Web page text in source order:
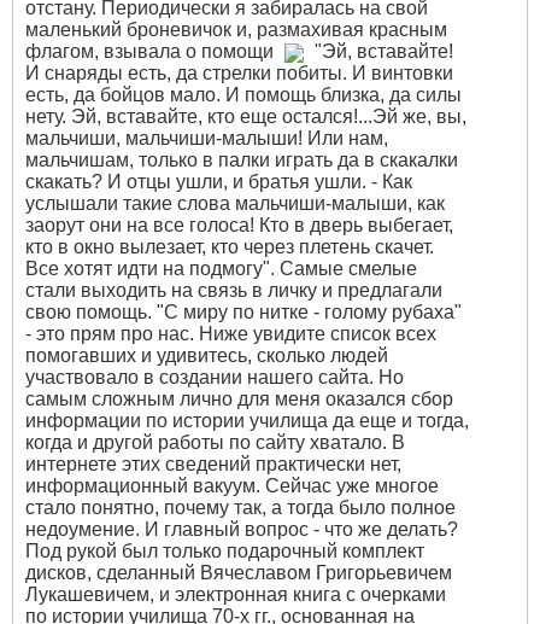
отстану. Периодически я забиралась на свой
маленький броневичок и, размахивая красным
флагом, взывала о помощи
"Эй, вставайте!
И снаряды есть, да стрелки побиты. И винтовки
есть, да бойцов мало. И помощь близка, да силы
нету. Эй, вставайте, кто еще остался!...Эй же, вы,
мальчиши, мальчиши-малыши! Или нам,
мальчишам, только в палки играть да в скакалки
скакать? И отцы ушли, и братья ушли. - Как
услышали такие слова мальчиши-малыши, как
заорут они на все голоса! Кто в дверь выбегает,
кто в окно вылезает, кто через плетень скачет.
Все хотят идти на подмогу". Самые смелые
стали выходить на связь в личку и предлагали
свою помощь. "С миру по нитке - голому рубаха"
- это прям про нас. Ниже увидите список всех
помогавших и удивитесь, сколько людей
участвовало в создании нашего сайта. Но
самым сложным лично для меня оказался сбор
информации по истории училища да еще и тогда,
когда и другой работы по сайту хватало. В
интернете этих сведений практически нет,
информационный вакуум. Сейчас уже многое
стало понятно, почему так, а тогда было полное
недоумение. И главный вопрос - что же делать?
Под рукой был только подарочный комплект
дисков, сделанный Вячеславом Григорьевичем
Лукашевичем, и электронная книга с очерками
по истории училища 70-х гг., основанная на